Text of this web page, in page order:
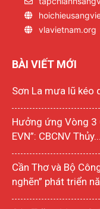
vlavietnam.org
BÀI VIẾT MỚI
Sơn La mưa lũ kéo
Hưởng ứng Vòng 3
EVN”: CBCNV Thủy...
Cần Thơ và Bộ
nghẽn” phát triển